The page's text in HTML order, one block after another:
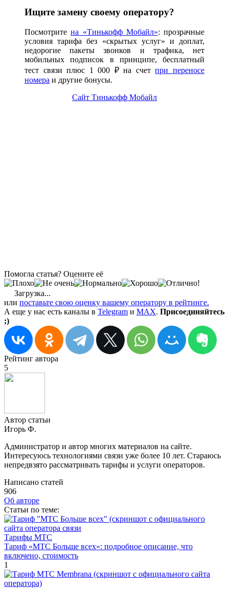
Ищите замену своему оператору?
Посмотритена «Тинькофф Мобайл»: прозрачные
условия тарифа без «скрытых услуг» и доплат,
недорогие пакеты звонков и трафика, нет
мобильных подписок в принципе, бесплатный
тест связи плюс 1 000 ₽ на счетпри переносе
номера и другие бонусы.
Сайт Тинькофф Мобайл
Помогла статья? Оцените её
Загрузка...
или поставьте свою оценку вашему оператору в рейтинге.
А еще у нас есть каналы в Telegram и MAX. Присоединяйтесь
;)
Рейтинг автора
5
Автор статьи
Игорь Ф.
Администратор и автор многих материалов на сайте.
Интересуюсь технологиями связи уже более 10 лет. Стараюсь
непредвзято рассматривать тарифы и услуги операторов.
Написано статей
906
Об авторе
Cтатьи по теме:
Тарифы МТС
Тариф «МТС Больше всех»: подробное описание, что
включено, стоимость
1